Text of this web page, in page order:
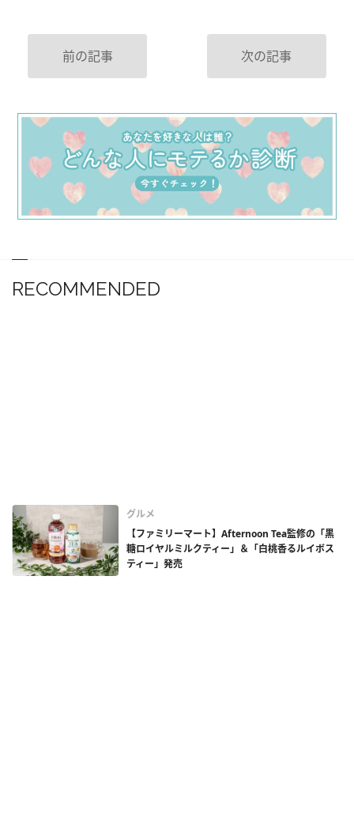
前の記事 次の記事
RECOMMENDED
グルメ
【ファミリーマート】Afternoon Tea監修の「黒
糖ロイヤルミルクティー」＆「白桃香るルイボス
ティー」発売